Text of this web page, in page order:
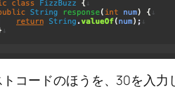
コードのほうを、30を入